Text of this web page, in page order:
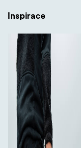
Inspirace